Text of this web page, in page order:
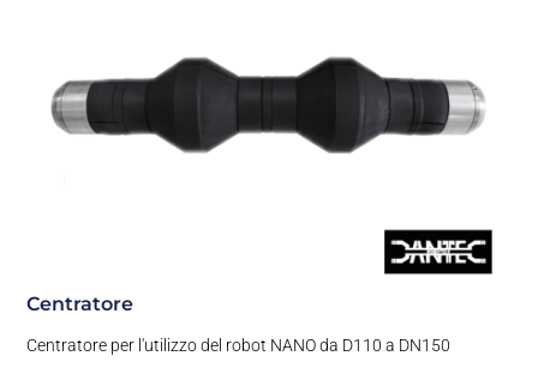
Centratore
Centratore per l'utilizzo del robot NANO da D110 a DN150